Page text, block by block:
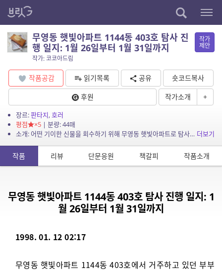
무영동 햇빛아파트 1144동 403호 탐사 진
행 일지: 1월 26일부터 1월 31일까지
작가: 코코아드림
작가
제안
작품공감 읽기목록 공유
숏코드복사
후원
작가소개 +
장르:판타지,호러
평점
×5| 분량: 44매
소개: 어떤 기이한 신물을 회수하기 위해 무영동 햇빛아파트로 탐사원들이 투입되었다. 더보기
작품 리뷰 단문응원 책갈피 작품소개
무영동 햇빛아파트 1144동 403호 탐사 진행 일지: 1
월 26일부터 1월 31일까지
1998. 01. 12 02:17
무영동 햇빛아파트 1144동 403호에서 거주하고 있던 부부